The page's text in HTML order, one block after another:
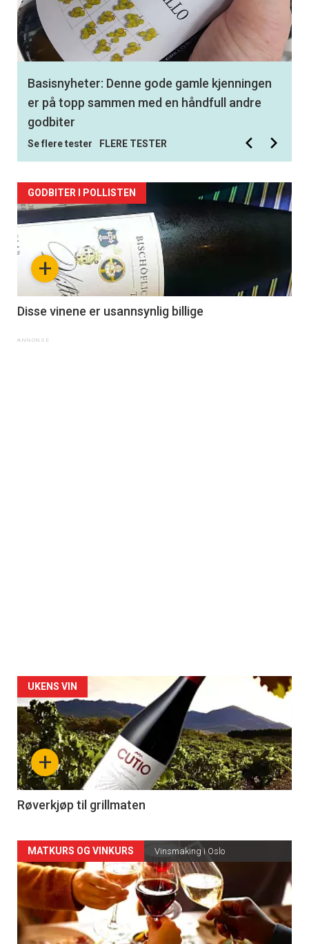
Best av 350 testede viner: Med denne
hvitvinen får du en smak av virkelig storhet
Se flere tester FLERE TESTER
+
GODBITER I POLLISTEN
Disse vinene er usannsynlig billige
+
UKENS VIN
Røverkjøp til grillmaten
MATKURS OG VINKURS Vinsmaking i Oslo